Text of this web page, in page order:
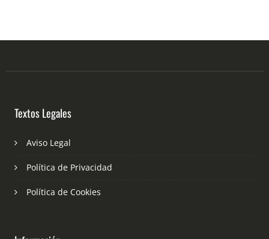
Textos Legales
Aviso Legal
Política de Privacidad
Política de Cookies